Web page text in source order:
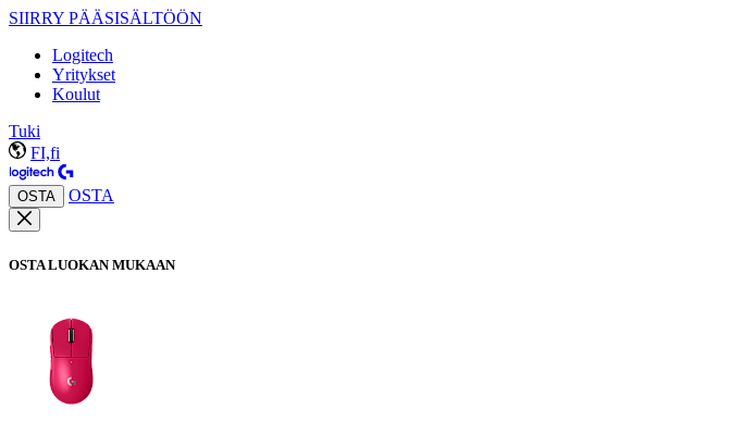
SIIRRY PÄÄSISÄLTÖÖN
Logitech
Yritykset
Koulut
Tuki
FI,fi
OSTA OSTA
OSTA LUOKAN MUKAAN